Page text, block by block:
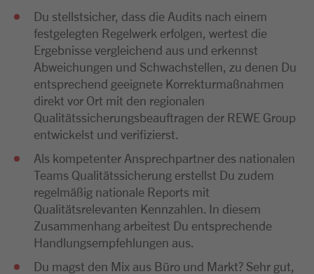
Du stellstsicher, dass die Audits nach einem
festgelegten Regelwerk erfolgen, wertest die
Ergebnisse vergleichend aus und erkennst
Abweichungen und Schwachstellen, zu denen Du
entsprechend geeignete Korrekturmaßnahmen
direkt vor Ort mit den regionalen
Qualitätssicherungsbeauftragen der REWE Group
entwickelst und verifizierst.
Als kompetenter Ansprechpartner des nationalen
Teams Qualitätssicherung erstellst Du zudem
regelmäßig nationale Reports mit
Qualitätsrelevanten Kennzahlen. In diesem
Zusammenhang arbeitest Du entsprechende
Handlungsempfehlungen aus.
Du magst den Mix aus Büro und Markt? Sehr gut,